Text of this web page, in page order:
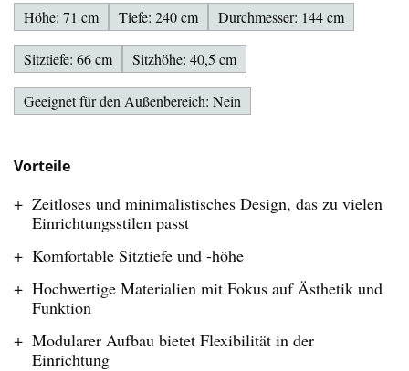
Vorteile
Zeitloses und minimalistisches Design, das zu vielen
Einrichtungsstilen passt
Komfortable Sitztiefe und -höhe
Hochwertige Materialien mit Fokus auf Ästhetik und
Funktion
Modularer Aufbau bietet Flexibilität in der
Einrichtung
Höhe: 71 cm Tiefe: 240 cm Durchmesser: 144 cm
Sitztiefe: 66 cm Sitzhöhe: 40,5 cm
Geeignet für den Außenbereich: Nein